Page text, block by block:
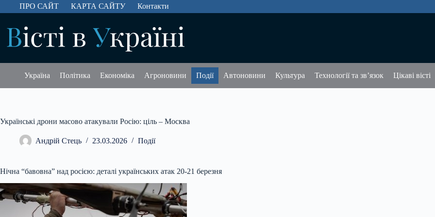
Перейти
до
ПРО САЙТ КАРТА САЙТУ Контакти
Україна Політика Економіка Агроновини Події Автоновини Культура Технології та зв’язок Цікаві вісті
Українські дрони масово атакували Росію: ціль – Москва
Андрій Стець 23.03.2026 Події
Нічна “бавовна” над росією: деталі українських атак 20-21 березня